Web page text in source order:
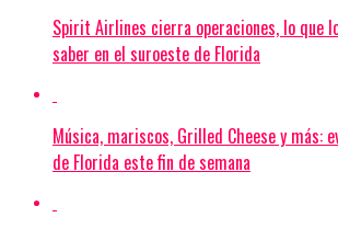
Spirit Airlines cierra operaciones, lo que
saber en el suroeste de Florida
Música, mariscos, Grilled Cheese y más:
de Florida este fin de semana